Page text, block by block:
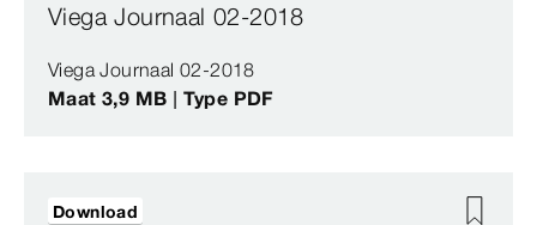
Viega Journaal 02-2018
Viega Journaal 02-2018
Maat 3,9 MB | Type PDF
Download